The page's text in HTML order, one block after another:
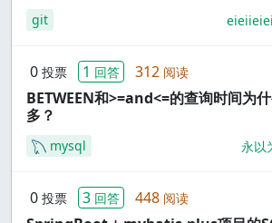
git
0 投票 1 回答 312 阅读
BETWEEN和>=and<=的查询时间为
多？
mysql 永以
0 投票 3 回答 448 阅读